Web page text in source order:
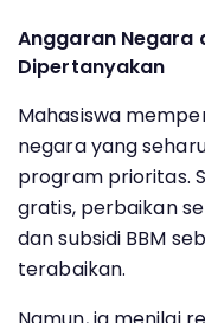
Anggaran Negara
Dipertanyakan
Mahasiswa
negara yang
program prioritas.
gratis, perbaikan
dan subsidi BBM
terabaikan.